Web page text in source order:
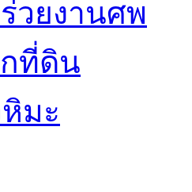
วยงานศพ
ที่ดิน
มะ